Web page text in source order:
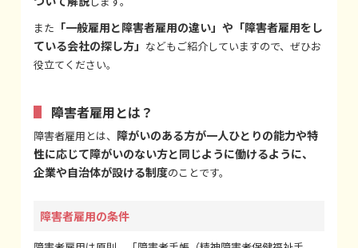
また 「一般雇用と障害者雇用の違い」や「障害者雇用をし
ている会社の探し方」 などもご紹介していますので、ぜひお
役立てください。
障害者雇用とは？
障害者雇用とは、 障がいのある方が一人ひとりの能力や特
性に応じて障がいのない方と同じように働けるように、
企業や自治体が設ける制度のことです。
障害者雇用の条件